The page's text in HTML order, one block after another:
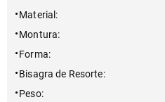
Material :
Montura:
Forma:
Bisagra de Resorte:
Peso: